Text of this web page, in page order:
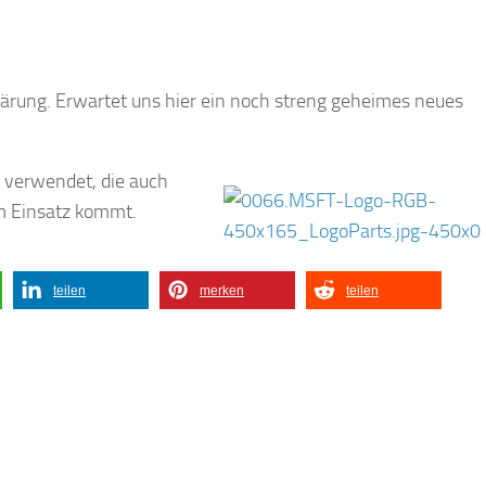
Erwartet uns hier ein noch streng geheimes neues
die auch
Einsatz kommt.
teilen merken teilen